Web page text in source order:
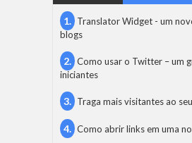
Translator Widget - um
blogs
Como usar o Twitter – um
iniciantes
Traga mais visitantes ao
Como abrir links em uma